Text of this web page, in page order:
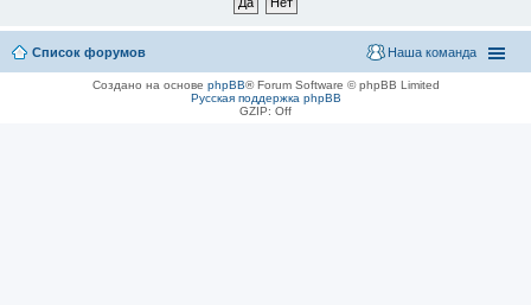
Список форумов Наша команда
Создано на основе phpBB® Forum Software © phpBB Limited
Русская поддержка phpBB
GZIP: Off